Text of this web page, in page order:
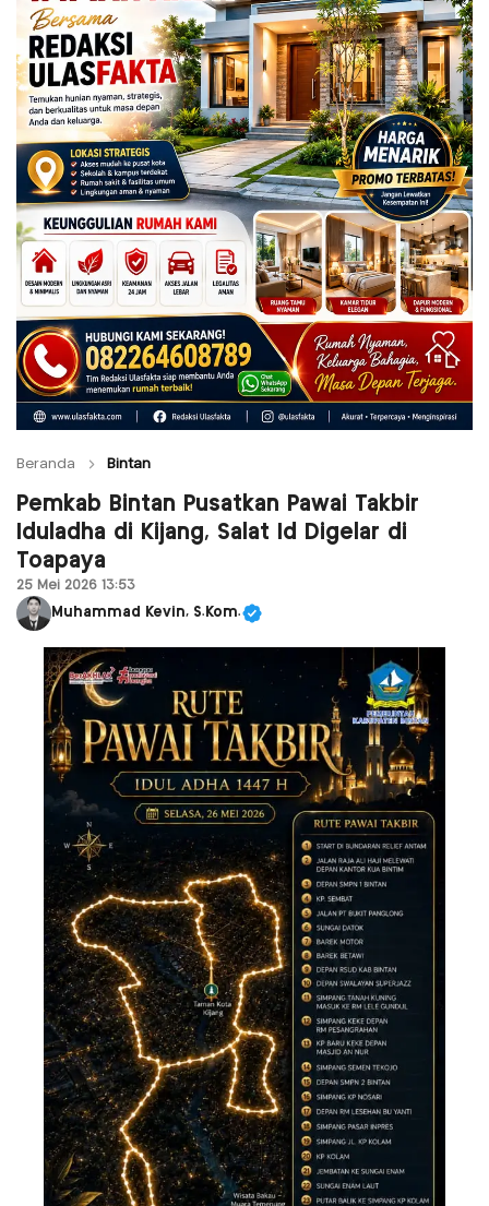
Beranda Bintan
Pemkab Bintan Pusatkan Pawai Takbir
Iduladha di Kijang, Salat Id Digelar di
Toapaya
25 Mei 2026 13:53
Muhammad Kevin, S.Kom.